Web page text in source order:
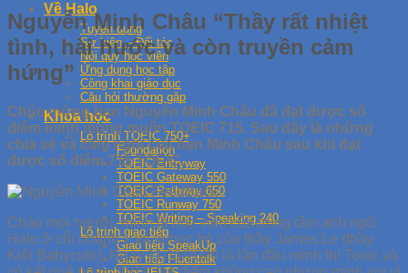
Về Halo
Tuyển dụng
Sự kiện – Đối tác
Nội quy học viên
Ứng dụng học tập
Công khai giáo dục
Câu hỏi thường gặp
Khóa học
Lộ trình TOEIC 750+
Foundation
TOEIC Entryway
TOEIC Gateway 550
TOEIC Pathway 650
TOEIC Runway 750
TOEIC Writing – Speaking 240
Lộ trình giao tiếp
Giao tiếp SpeakUp
Giao tiếp Fluentalk
Nguyễn Minh Châu “Thầy rất nhiệt
tình, hài hước và còn truyền cảm
hứng”
Chúc mừng bạn Nguyễn Minh Châu đã đạt được số
điểm mình mong muốn TOEIC 715. Sau đây là những
chia sẻ và cảm nghĩ của bạn Minh Châu sau khi đạt
được số điểm 715 TOEIC.
Chào mọi người, mình là học viên của trung tâm anh ngữ
Halo ở chi nhánh 1 và là học trò của thầy James Le (thầy
Kiệt Babycute). Ngày 11/11/2020 là lần đầu mình thi Toeic và